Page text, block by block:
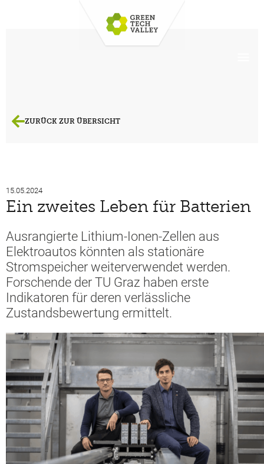
ZURÜCK ZUR ÜBERSICHT
15.05.2024
Ein zweites Leben für Batterien
Ausrangierte Lithium-Ionen-Zellen aus
Elektroautos könnten als stationäre
Stromspeicher weiterverwendet werden.
Forschende der TU Graz haben erste
Indikatoren für deren verlässliche
Zustandsbewertung ermittelt.